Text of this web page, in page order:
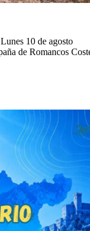
10 de agosto
de Romancos